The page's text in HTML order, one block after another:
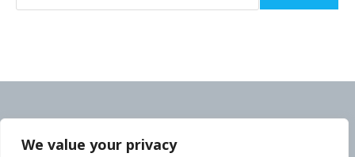
We value your privacy